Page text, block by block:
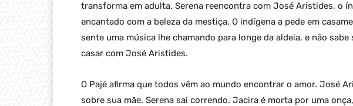
transforma em adulta. Serena reencontra com José Aristides, o
encantado com a beleza da mestiça. O indígena a pede em
sente uma música lhe chamando para longe da aldeia, e não
casar com José Aristides.
O Pajé afirma que todos vêm ao mundo encontrar o amor. José
sobre sua mãe. Serena sai correndo. Jacira é morta por uma